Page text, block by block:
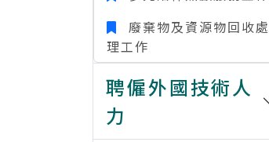
廢棄物及資源物回收處
理工作
聘僱外國技術人
力